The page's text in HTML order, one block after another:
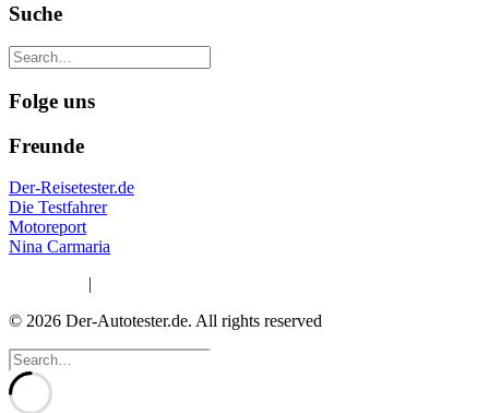
Suche
Folge uns
Freunde
Der-Reisetester.de
Die Testfahrer
Motoreport
Nina Carmaria
© 2026 Der-Autotester.de. All rights reserved